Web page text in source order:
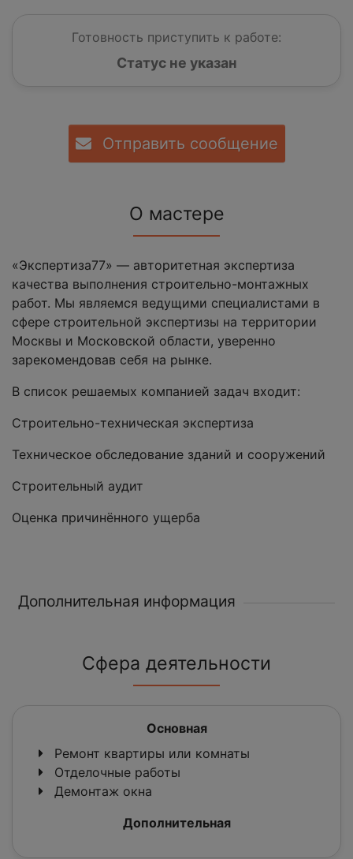
Готовность приступить к работе:
Статус не указан
Отправить сообщение
О мастере
«Экспертиза77» — авторитетная экспертиза
качества выполнения строительно-монтажных
работ. Мы являемся ведущими специалистами в
сфере строительной экспертизы на территории
Москвы и Московской области, уверенно
зарекомендовав себя на рынке.
В список решаемых компанией задач входит:
Строительно-техническая экспертиза
Техническое обследование зданий и сооружений
Строительный аудит
Оценка причинённого ущерба
Дополнительная информация
Сфера деятельности
Основная
Ремонт квартиры или комнаты
Отделочные работы
Демонтаж окна
Дополнительная